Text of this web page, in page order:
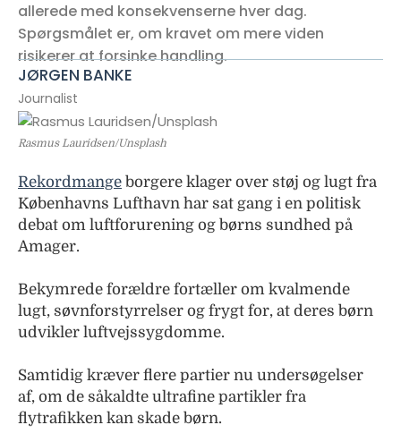
allerede med konsekvenserne hver dag.
Spørgsmålet er, om kravet om mere viden
risikerer at forsinke handling.
JØRGEN BANKE
Journalist
Rasmus Lauridsen/Unsplash
Rekordmange borgere klager over støj og lugt fra
Københavns Lufthavn har sat gang i en politisk
debat om luftforurening og børns sundhed på
Amager.
Bekymrede forældre fortæller om kvalmende
lugt, søvnforstyrrelser og frygt for, at deres børn
udvikler luftvejssygdomme.
Samtidig kræver flere partier nu undersøgelser
af, om de såkaldte ultrafine partikler fra
flytrafikken kan skade børn.